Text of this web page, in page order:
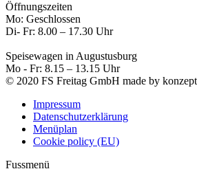
Öffnungszeiten
Mo: Geschlossen
Di- Fr: 8.00 – 17.30 Uhr
Speisewagen in Augustusburg
Mo - Fr: 8.15 – 13.15 Uhr
© 2020 FS Freitag GmbH made by
Impressum
Datenschutzerklärung
Menüplan
Cookie policy (EU)
Fussmenü